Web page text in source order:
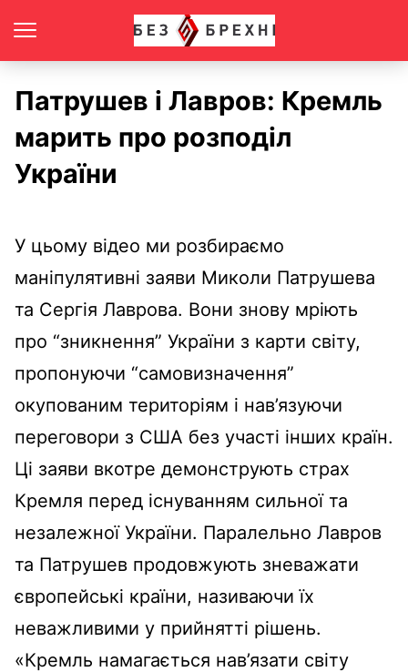
Патрушев і Лавров: Кремль
марить про розподіл
України
У цьому відео ми розбираємо
маніпулятивні заяви Миколи Патрушева
та Сергія Лаврова. Вони знову мріють
про “зникнення” України з карти світу,
пропонуючи “самовизначення”
окупованим територіям і нав’язуючи
переговори з США без участі інших країн.
Ці заяви вкотре демонструють страх
Кремля перед існуванням сильної та
незалежної України. Паралельно Лавров
та Патрушев продовжують зневажати
європейські країни, називаючи їх
неважливими у прийнятті рішень.
«Кремль намагається нав’язати світу